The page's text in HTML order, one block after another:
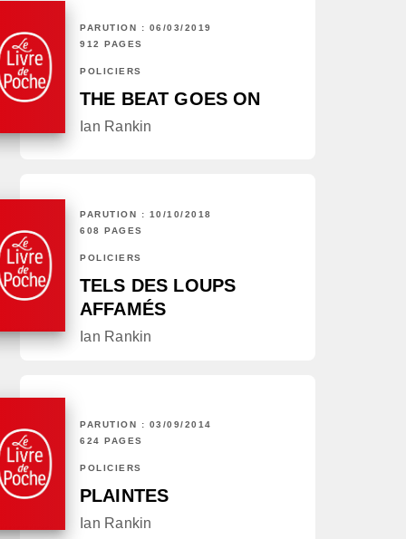
PARUTION : 06/03/2019
912 PAGES
POLICIERS
THE BEAT GOES ON
Ian Rankin
PARUTION : 10/10/2018
608 PAGES
POLICIERS
TELS DES LOUPS
AFFAMÉS
Ian Rankin
PARUTION : 03/09/2014
624 PAGES
POLICIERS
PLAINTES
Ian Rankin